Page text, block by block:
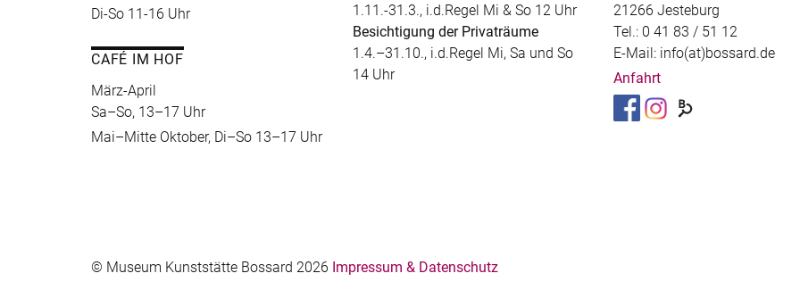
Di-So 11-16 Uhr
CAFÉ IM HOF
März-April
Sa–So, 13–17 Uhr
Mai–Mitte Oktober, Di–So 13–17 Uhr
1.11.-31.3., i.d.Regel Mi & So 12 Uhr
Besichtigung der Privaträume
1.4.–31.10., i.d.Regel Mi, Sa und So
14 Uhr
21266 Jesteburg
Tel.: 0 41 83 / 51 12
E-Mail: info(at)bossard.de
Anfahrt
© Museum Kunststätte Bossard 2026 Impressum & Datenschutz